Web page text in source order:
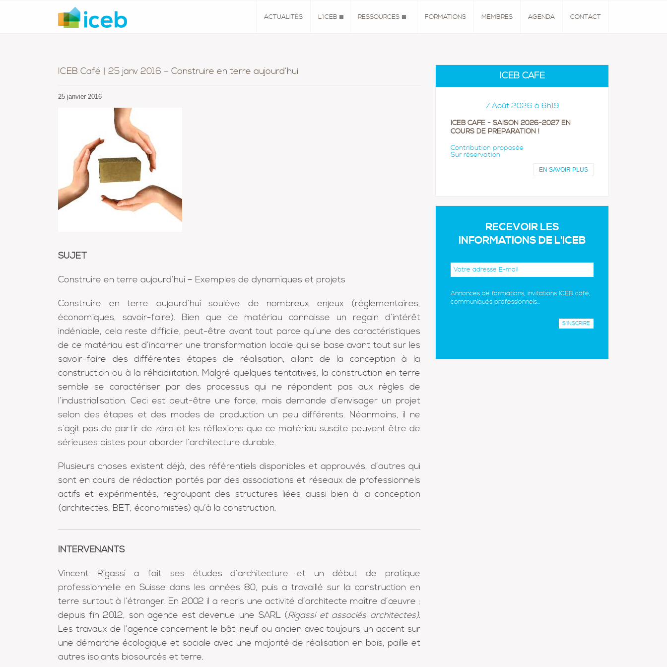
ACTUALITÉS L’ICEB RESSOURCES FORMATIONS MEMBRES AGENDA CONTACT
ICEB Café | 25 janv 2016 – Construire en terre aujourd’hui
25 janvier 2016
SUJET
Construire en terre aujourd’hui – Exemples de dynamiques et projets
Construire en terre aujourd’hui soulève de nombreux enjeux (réglementaires,
économiques, savoir-faire). Bien que ce matériau connaisse un regain d’intérêt
indéniable, cela reste difficile, peut-être avant tout parce qu’une des caractéristiques
de ce matériau est d’incarner une transformation locale qui se base avant tout sur les
savoir-faire des différentes étapes de réalisation, allant de la conception à la
construction ou à la réhabilitation. Malgré quelques tentatives, la construction en terre
semble se caractériser par des processus qui ne répondent pas aux règles de
l’industrialisation. Ceci est peut-être une force, mais demande d’envisager un projet
selon des étapes et des modes de production un peu différents. Néanmoins, il ne
s’agit pas de partir de zéro et les réflexions que ce matériau suscite peuvent être de
sérieuses pistes pour aborder l’architecture durable.
Plusieurs choses existent déjà, des référentiels disponibles et approuvés, d’autres qui
sont en cours de rédaction portés par des associations et réseaux de professionnels
actifs et expérimentés, regroupant des structures liées aussi bien à la conception
(architectes, BET, économistes) qu’à la construction.
INTERVENANTS
Vincent Rigassi a fait ses études d’architecture et un début de pratique
professionnelle en Suisse dans les années 80, puis a travaillé sur la construction en
terre surtout à l’étranger. En 2002 il a repris une activité d’architecte maître d’œuvre ;
depuis fin 2012, son agence est devenue une SARL (Rigassi et associés architectes).
Les travaux de l’agence concernent le bâti neuf ou ancien avec toujours un accent sur
une démarche écologique et sociale avec une majorité de réalisation en bois, paille et
autres isolants biosourcés et terre.
ICEB CAFÉ
7 Août 2026 à 6h19
ICEB CAFÉ - SAISON 2026-2027 EN
COURS DE PRÉPARATION !
Contribution proposée
Sur réservation
EN SAVOIR PLUS
RECEVOIR LES
INFORMATIONS DE L'ICEB
Annonces de formations, invitations ICEB café,
communiqués professionnels...